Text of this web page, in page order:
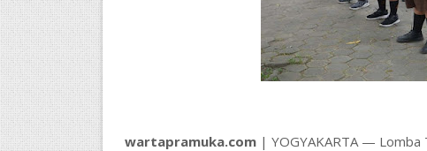
wartapramuka.com| YOGYAKARTA — Lomba